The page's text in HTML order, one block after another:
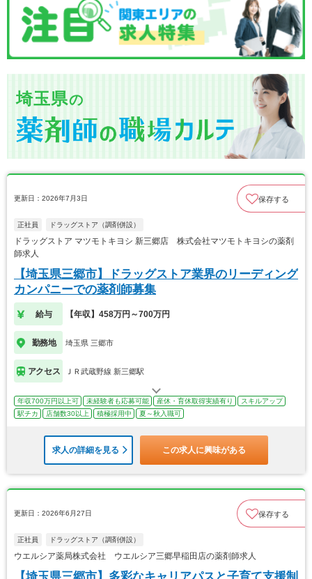
埼玉県の
更新日：2026年7月3日 保存する
正社員 ドラッグストア（調剤併設）
ドラッグストア マツモトキヨシ 新三郷店 株式会社マツモトキヨシの薬剤
師求人
【埼玉県三郷市】ドラッグストア業界のリーディング
カンパニーでの薬剤師募集
給与 【年収】458万円～700万円
勤務地 埼玉県 三郷市
アクセス ＪＲ武蔵野線 新三郷駅
年収700万円以上可 未経験者も応募可能 産休・育休取得実績有り
スキルアップ
駅チカ
店舗数30以上 積極採用中 夏～秋入職可
求人の詳細を見る この求人に興味がある
更新日：2026年6月27日 保存する
正社員 ドラッグストア（調剤併設）
ウエルシア薬局株式会社 ウエルシア三郷早稲田店の薬剤師求人